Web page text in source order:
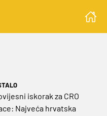
iskorak za CRO
Najveća hrvatska